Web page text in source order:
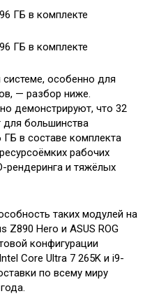
особенно для
— разбор ниже.
демонстрируют, что 32
для большинства
в составе комплекта
рабочих
рендеринга и тяжёлых
таких модулей на
Z890 Hero и ASUS ROG
конфигурации
Core Ultra 7 265K и i9-
по всему миру